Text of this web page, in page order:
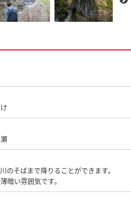
のそばまで降りることができます。
暗い雰囲気です。